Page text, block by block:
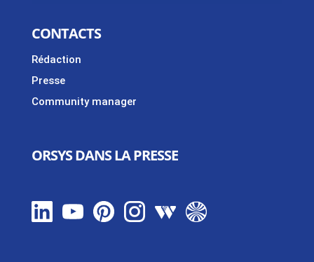
CONTACTS
Rédaction
Presse
Community manager
ORSYS DANS LA PRESSE